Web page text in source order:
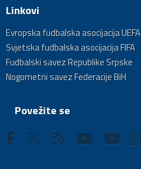
Linkovi
Evropska fudbalska asocijacija UEFA
Svjetska fudbalska asocijacija FIFA
Fudbalski savez Republike Srpske
Nogometni savez Federacije BiH
Povežite se